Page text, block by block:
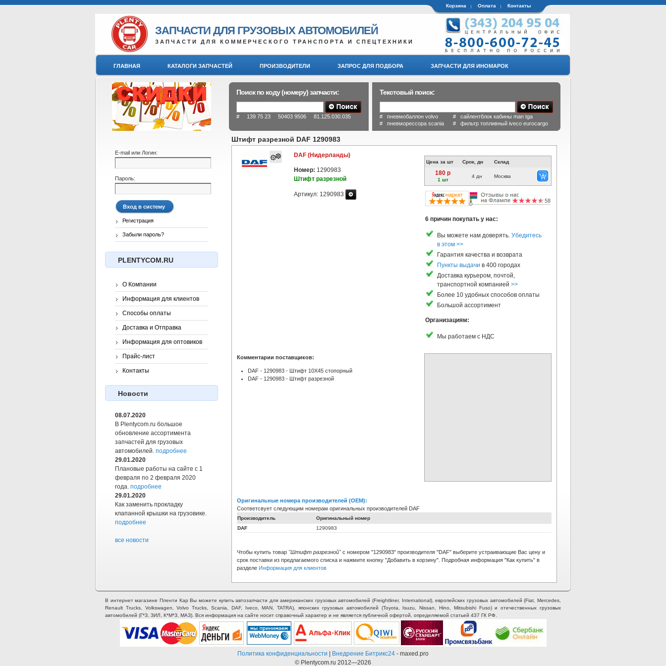
Корзина Оплата Контакты
ЗАПЧАСТИ ДЛЯ ГРУЗОВЫХ АВТОМОБИЛЕЙ
ЗАПЧАСТИ ДЛЯ КОММЕРЧЕСКОГО ТРАНСПОРТА И СПЕЦТЕХНИКИ
ГЛАВНАЯ КАТАЛОГИ ЗАПЧАСТЕЙ ПРОИЗВОДИТЕЛИ ЗАПРОС ДЛЯ ПОДБОРА ЗАПЧАСТИ ДЛЯ ИНОМАРОК
Поиск по коду (номеру) запчасти:
# 139 75 23 50403 9506 81.125.030.035
Текстовый поиск:
# пневмобаллон volvo # сайлентблок кабины man tga
# пневморессора scania # фильтр топливный iveco eurocargo
Штифт разрезной DAF 1290983
DAF (Нидерланды)
Номер: 1290983
Штифт разрезной
Артикул: 1290983
Цена за шт Срок, дн Склад
180 р
1 шт
4 дн Москва
6 причин покупать у нас:
Вы можете нам доверять. Убедитесь
в этом >>
Гарантия качества и возврата
Пункты выдачи в 400 городах
Доставка курьером, почтой,
транспортной компанией >>
Более 10 удобных способов оплаты
Большой ассортимент
Организациям:
Мы работаем с НДС
Комментарии поставщиков:
DAF - 1290983 - Штифт 10X45 стопорный
DAF - 1290983 - Штифт разрезной
Оригинальные номера производителей (OEM):
Соответсвует следующим номерам оригинальных производителей DAF
Производитель
Оригинальный номер
DAF
1290983
Чтобы купить товар "Штифт разрезной"с номером "1290983" производителя "DAF" выберите устраивающие Вас цену и
срок поставки из предлагаемого списка и нажмите кнопку "Добавить в корзину". Подробная информация "Как купить" в
разделе Информация для клиентов
E-mail или Логин:
Пароль:
Регистрация
Забыли пароль?
PLENTYCOM.RU
О Компании
Информация для клиентов
Способы оплаты
Доставка и Отправка
Информация для оптовиков
Прайс-лист
Контакты
Новости
08.07.2020
В Plentycom.ru большое
обновление ассортимента
запчастей для грузовых
автомобилей. подробнее
29.01.2020
Плановые работы на сайте с 1
февраля по 2 февраля 2020
года. подробнее
29.01.2020
Как заменить прокладку
клапанной крышки на грузовике.
подробнее
все новости
В интернет магазине Пленти Кар Вы можете купить автозапчасти для американских грузовых автомобилей (Freightliner, International), европейских грузовых автомобилей (Fiat, Mercedes,
Renault Trucks, Volkswagen, Volvo Trucks, Scania, DAF, Iveco, MAN, TATRA), японских грузовых автомобилей (Toyota, Isuzu, Nissan, Hino, Mitsubishi Fuso) и отечественных грузовых
автомобилей (Г*З, ЗИЛ, К*М*З, МАЗ). Вся информация на сайте носит справочный характер и не является публичной офертой, определяемой статьей 437 ГК РФ.
Политика конфиденциальности Внедрение Битрикс24 - maxed.pro
© Plentycom.ru 2012—2026